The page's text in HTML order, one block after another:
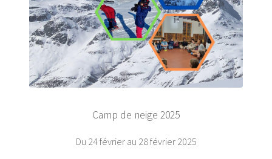
Camp de neige 2025
Du 24 février au 28 février 2025